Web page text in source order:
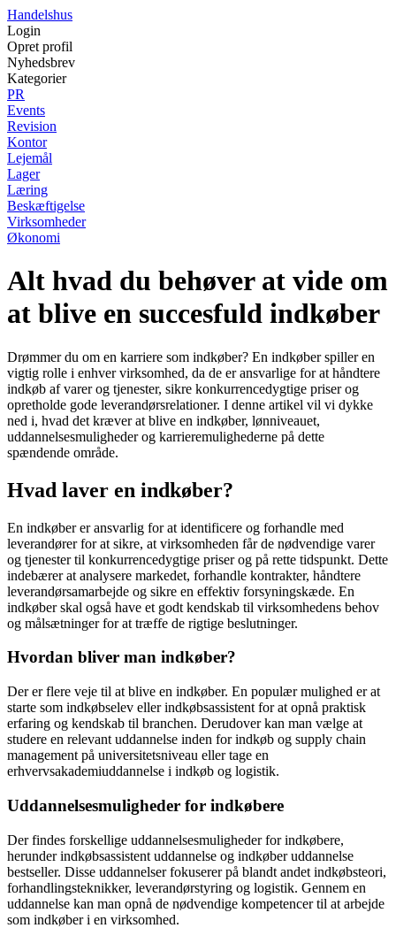
Handelshus
Login
Opret profil
Nyhedsbrev
Kategorier
PR
Events
Revision
Kontor
Lejemål
Lager
Læring
Beskæftigelse
Virksomheder
Økonomi
Alt hvad du behøver at vide om
at blive en succesfuld indkøber
Drømmer du om en karriere som indkøber? En indkøber spiller en
vigtig rolle i enhver virksomhed, da de er ansvarlige for at håndtere
indkøb af varer og tjenester, sikre konkurrencedygtige priser og
opretholde gode leverandørsrelationer. I denne artikel vil vi dykke
ned i, hvad det kræver at blive en indkøber, lønniveauet,
uddannelsesmuligheder og karrieremulighederne på dette
spændende område.
Hvad laver en indkøber?
En indkøber er ansvarlig for at identificere og forhandle med
leverandører for at sikre, at virksomheden får de nødvendige varer
og tjenester til konkurrencedygtige priser og på rette tidspunkt. Dette
indebærer at analysere markedet, forhandle kontrakter, håndtere
leverandørsamarbejde og sikre en effektiv forsyningskæde. En
indkøber skal også have et godt kendskab til virksomhedens behov
og målsætninger for at træffe de rigtige beslutninger.
Hvordan bliver man indkøber?
Der er flere veje til at blive en indkøber. En populær mulighed er at
starte som indkøbselev eller indkøbsassistent for at opnå praktisk
erfaring og kendskab til branchen. Derudover kan man vælge at
studere en relevant uddannelse inden for indkøb og supply chain
management på universitetsniveau eller tage en
erhvervsakademiuddannelse i indkøb og logistik.
Uddannelsesmuligheder for indkøbere
Der findes forskellige uddannelsesmuligheder for indkøbere,
herunder indkøbsassistent uddannelse og indkøber uddannelse
bestseller. Disse uddannelser fokuserer på blandt andet indkøbsteori,
forhandlingsteknikker, leverandørstyring og logistik. Gennem en
uddannelse kan man opnå de nødvendige kompetencer til at arbejde
som indkøber i en virksomhed.